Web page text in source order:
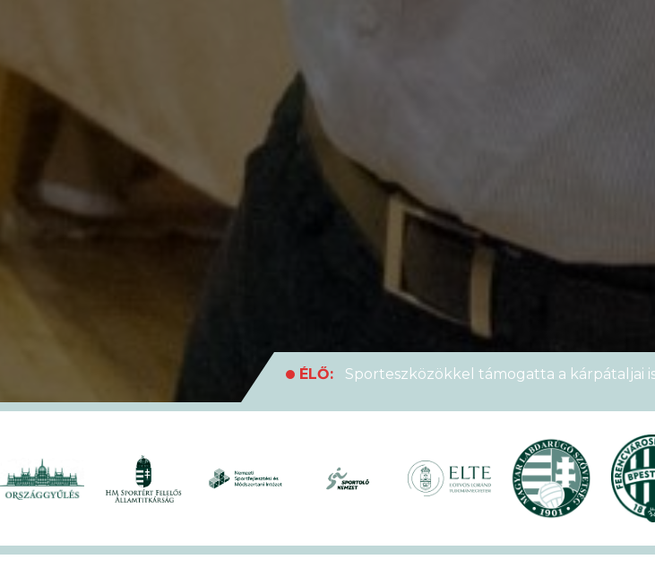
ÉLŐ:
Sporteszközökkel támogatta a kárpátaljai
ÉLŐ:
Rekordlétszámmal rendezték meg a VI.
Soha ennyien nem sportoltatok velünk –
XVII. KEK!
ÉLŐ:
A hivatalos megnyitóval kezdetét vette a